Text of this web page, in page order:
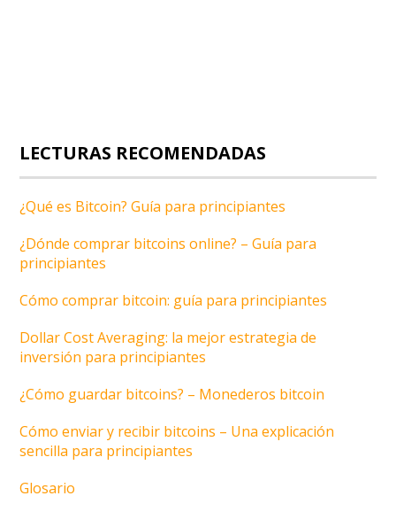
LECTURAS RECOMENDADAS
¿Qué es Bitcoin? Guía para principiantes
¿Dónde comprar bitcoins online? – Guía para
principiantes
Cómo comprar bitcoin: guía para principiantes
Dollar Cost Averaging: la mejor estrategia de
inversión para principiantes
¿Cómo guardar bitcoins? – Monederos bitcoin
Cómo enviar y recibir bitcoins – Una explicación
sencilla para principiantes
Glosario